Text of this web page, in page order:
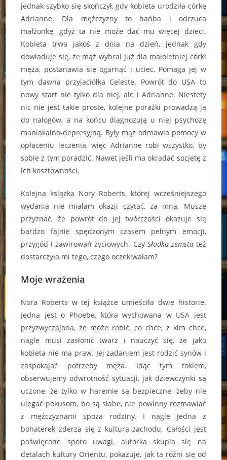
jednak szybko się skończył, gdy kobieta urodziła córkę
Adrianne. Dla mężczyzny to hańba i odrzuca
małżonkę, gdyż ta nie może dać mu więcej dzieci.
Kobieta trwa jakoś z dnia na dzień, jednak gdy
dowiaduje się, że mąż wybrał już dla małoletniej córki
męża, postanawia się ogarnąć i uciec. Pomaga jej w
tym dawna przyjaciółka Celeste. Powrót do USA to
nowy start nie tylko dla niej, ale i Adrianne. Niestety
nic nie jest takie proste, kolejne porażki prowadzą ją
do nałogów, a na końcu diagnozują u niej psychozę
maniakalno-depresyjną. Były mąż odmawia pomocy w
opłaceniu leczenia, więc Adrianne robi wszystko, by
sobie z tym poradzić. Nawet jeśli ma okradać socjetę z
ich kosztowności.
Kolejna książka Nory Roberts, której wcześniejszego
wydania nie miałam okazji czytać, za mną. Muszę
przyznać, że powrót do jej twórczości okazuje się
bardzo fajnie spędzonym czasem pełnym emocji,
przygód i zawirowań życiowych. Czy Słodka zemstateż
dostarczyła mi tego, czego oczekiwałam?
Moje wrażenia
Nora Roberts w tej książce umieściła dwie historie.
Jedna jest o Phoebe, która wychowana w USA jest
przyzwyczajona, że może robić, co chce, z kim chce,
nagle musi zasłonić twarz i nauczyć się, że jako
kobieta nie ma praw. Jej zadaniem jest rodzić synów i
zaspokajać potrzeby męża. Idąc tym tokiem,
obserwujemy odwrotność sytuacji, jak dziewczynki są
uczone, że tylko w haremie są bezpieczne, żeby nie
ulegać pokusom, bo są słabe, nie powinny rozmawiać
z mężczyznami spoza rodziny. I nagle jedna z
bohaterek zderza się z kulturą zachodu. Całości jest
poświęcone sporo uwagi, autorka skupia się na
detalach kultury Orientu, pokazuje, jak ta różni się od